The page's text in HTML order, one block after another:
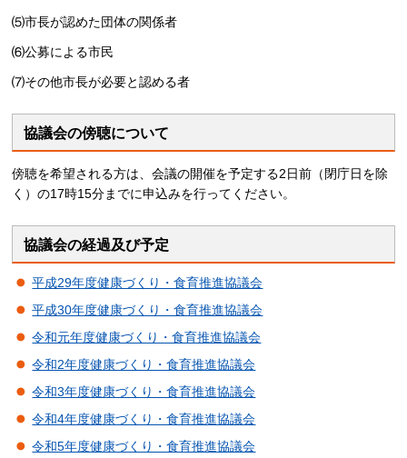
⑸市長が認めた団体の関係者
⑹公募による市民
⑺その他市長が必要と認める者
協議会の傍聴について
傍聴を希望される方は、会議の開催を予定する2日前（閉庁日を除
く）の17時15分までに申込みを行ってください。
協議会の経過及び予定
平成29年度健康づくり・食育推進協議会
平成30年度健康づくり・食育推進協議会
令和元年度健康づくり・食育推進協議会
令和2年度健康づくり・食育推進協議会
令和3年度健康づくり・食育推進協議会
令和4年度健康づくり・食育推進協議会
令和5年度健康づくり・食育推進協議会